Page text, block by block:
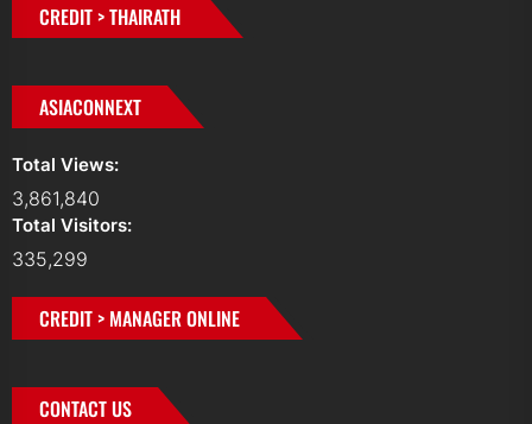
CREDIT > THAIRATH
ASIACONNEXT
Total Views:
3,861,840
Total Visitors:
335,299
CREDIT > MANAGER ONLINE
CONTACT US